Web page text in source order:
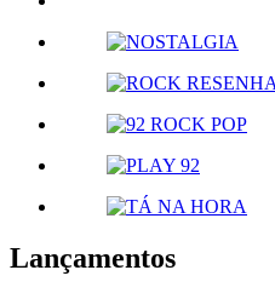
Lançamentos